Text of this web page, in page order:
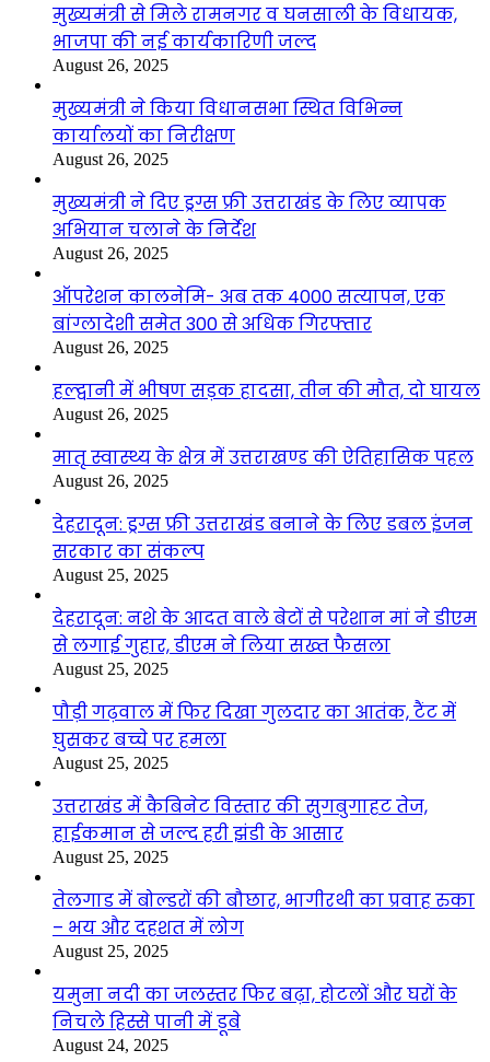
मुख्यमंत्री से मिले रामनगर व घनसाली के विधायक,
भाजपा की नई कार्यकारिणी जल्द
August 26, 2025
मुख्यमंत्री ने किया विधानसभा स्थित विभिन्न
कार्यालयों का निरीक्षण
August 26, 2025
मुख्यमंत्री ने दिए ड्रग्स फ्री उत्तराखंड के लिए व्यापक
अभियान चलाने के निर्देश
August 26, 2025
ऑपरेशन कालनेमि- अब तक 4000 सत्यापन, एक
बांग्लादेशी समेत 300 से अधिक गिरफ्तार
August 26, 2025
हल्द्वानी में भीषण सड़क हादसा, तीन की मौत, दो घायल
August 26, 2025
मातृ स्वास्थ्य के क्षेत्र में उत्तराखण्ड की ऐतिहासिक पहल
August 26, 2025
देहरादून: ड्रग्स फ्री उत्तराखंड बनाने के लिए डबल इंजन
सरकार का संकल्प
August 25, 2025
देहरादून: नशे के आदत वाले बेटों से परेशान मां ने डीएम
से लगाई गुहार, डीएम ने लिया सख्त फैसला
August 25, 2025
पौड़ी गढ़वाल में फिर दिखा गुलदार का आतंक, टैंट में
घुसकर बच्चे पर हमला
August 25, 2025
उत्तराखंड में कैबिनेट विस्तार की सुगबुगाहट तेज,
हाईकमान से जल्द हरी झंडी के आसार
August 25, 2025
तेलगाड में बोल्डरों की बौछार, भागीरथी का प्रवाह रुका
– भय और दहशत में लोग
August 25, 2025
यमुना नदी का जलस्तर फिर बढ़ा, होटलों और घरों के
निचले हिस्से पानी में डूबे
August 24, 2025